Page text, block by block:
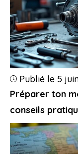
Préparer ton
conseils
Publié le 5